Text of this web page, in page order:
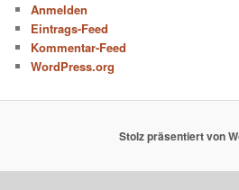
Anmelden
Eintrags-Feed
Kommentar-Feed
WordPress.org
Stolz präsentiert von